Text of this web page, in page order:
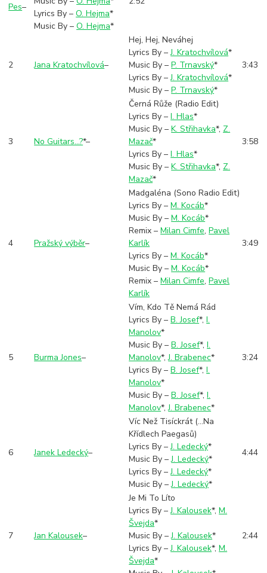
Pes–
Lyrics By –O. Hejma*
Music By –O. Hejma*
2 Jana Kratochvílová–
Hej, Hej, Neváhej
Lyrics By –J. Kratochvílová*
Music By –P. Trnavský*
Lyrics By –J. Kratochvílová*
Music By –P. Trnavský*
3:43
3 No Guitars...?*–
Černá Růže (Radio Edit)
Lyrics By –I. Hlas*
Music By –K. Střihavka*, Z.
Mazač*
Lyrics By –I. Hlas*
Music By –K. Střihavka*, Z.
Mazač*
3:58
4 Pražský výběr–
Madgaléna (Sono Radio Edit)
Lyrics By –M. Kocáb*
Music By –M. Kocáb*
Remix –Milan Cimfe,Pavel
Karlík
Lyrics By –M. Kocáb*
Music By –M. Kocáb*
Remix –Milan Cimfe,Pavel
Karlík
3:49
5 Burma Jones–
Vím, Kdo Tě Nemá Rád
Lyrics By –B. Josef*,I.
Manolov*
Music By –B. Josef*,I.
Manolov*,J. Brabenec*
Lyrics By –B. Josef*,I.
Manolov*
Music By –B. Josef*,I.
Manolov*,J. Brabenec*
3:24
6 Janek Ledecký–
Víc Než Tisíckrát (...Na
Křídlech Paegasů)
Lyrics By –J. Ledecký*
Music By –J. Ledecký*
Lyrics By –J. Ledecký*
Music By –J. Ledecký*
4:44
7 Jan Kalousek–
Je Mi To Líto
Lyrics By –J. Kalousek*,M.
Švejda*
Music By –J. Kalousek*
Lyrics By –J. Kalousek*,M.
Švejda*
2:44